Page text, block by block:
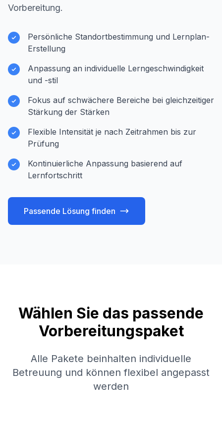
Vorbereitung.
Persönliche Standortbestimmung und Lernplan-
Erstellung
Anpassung an individuelle Lerngeschwindigkeit
und -stil
Fokus auf schwächere Bereiche bei gleichzeitiger
Stärkung der Stärken
Flexible Intensität je nach Zeitrahmen bis zur
Prüfung
Kontinuierliche Anpassung basierend auf
Lernfortschritt
Passende Lösung finden
Wählen Sie das passende
Vorbereitungspaket
Alle Pakete beinhalten individuelle
Betreuung und können flexibel angepasst
werden